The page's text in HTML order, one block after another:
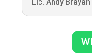
Lic. Andy